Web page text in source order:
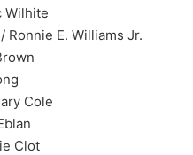
E. Williams Jr.
Cole